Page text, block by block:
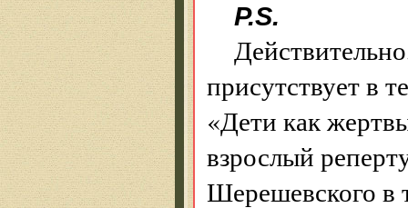
P.S.
присутствует в
«Дети как
взрослый
Шерешевского в